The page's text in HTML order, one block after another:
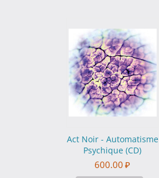
Act Noir - Automatisme
Psychique (CD)
600.00 ₽